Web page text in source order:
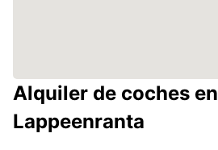
Alquiler de coches en
Lappeenranta